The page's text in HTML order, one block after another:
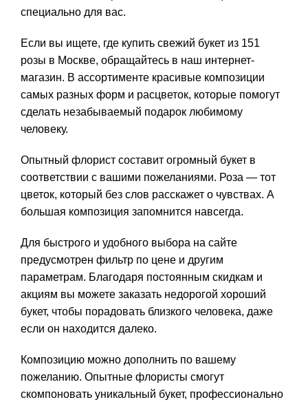
специально для вас.
Если вы ищете, где купить свежий букет из 151
розы в Москве, обращайтесь в наш интернет-
магазин. В ассортименте красивые композиции
самых разных форм и расцветок, которые помогут
сделать незабываемый подарок любимому
человеку.
Опытный флорист составит огромный букет в
соответствии с вашими пожеланиями. Роза — тот
цветок, который без слов расскажет о чувствах. А
большая композиция запомнится навсегда.
Для быстрого и удобного выбора на сайте
предусмотрен фильтр по цене и другим
параметрам. Благодаря постоянным скидкам и
акциям вы можете заказать недорогой хороший
букет, чтобы порадовать близкого человека, даже
если он находится далеко.
Композицию можно дополнить по вашему
пожеланию. Опытные флористы смогут
скомпоновать уникальный букет, профессионально